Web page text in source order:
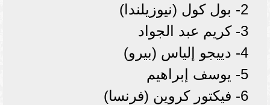
2- بول كول (نيوزيلندا)
3- كريم عبد الجواد
4- دييجو إلياس (بيرو)
5- يوسف إبراهيم
6- فيكتور كروين (فرنسا)